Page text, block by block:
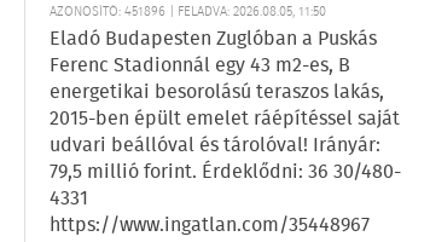
AZONOSÍTÓ: 451896 | FELADVA: 2026.08.05, 11:50
Eladó Budapesten Zuglóban a Puskás
Ferenc Stadionnál egy 43 m2-es, B
energetikai besorolású teraszos lakás,
2015-ben épült emelet ráépítéssel saját
udvari beállóval és tárolóval! Irányár:
79,5 millió forint. Érdeklődni: 36 30/480-
4331
https://www.ingatlan.com/35448967